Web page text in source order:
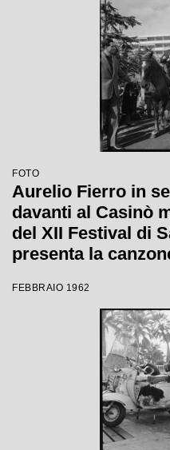
FOTO
Aurelio Fierro in
davanti al Casinò
del XII Festival di
presenta la
FEBBRAIO 1962